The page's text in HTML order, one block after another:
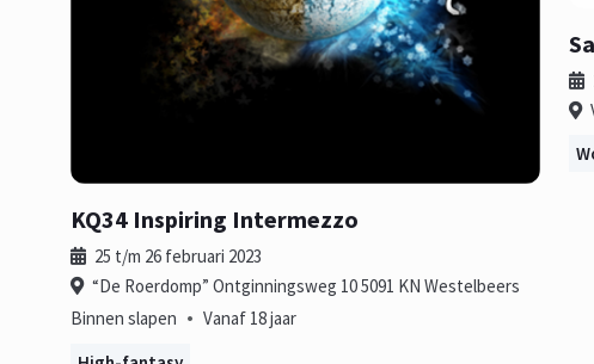
KQ34 Inspiring Intermezzo
25 t/m 26 februari 2023
“De Roerdomp” Ontginningsweg 10 5091 KN Westelbeers
Binnen slapen • Vanaf 18 jaar